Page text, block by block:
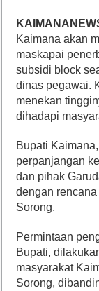
Kaimana akan
maskapai
subsidi block
dinas pegawai.
menekan
dihadapi
Bupati
perpanjangan
dan pihak
dengan
Sorong.
Permintaan
Bupati,
masyarakat
Sorong,